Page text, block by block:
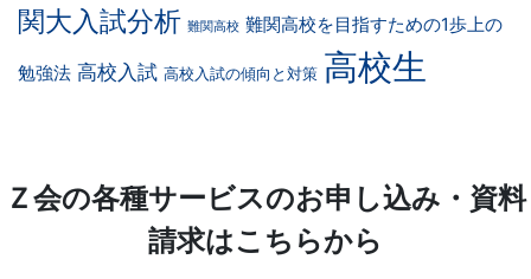
関大入試分析 難関高校 難関高校を目指すための1歩上の
勉強法 高校入試 高校入試の傾向と対策 高校生
Ｚ会の各種サービスのお申し込み・資料
請求はこちらから